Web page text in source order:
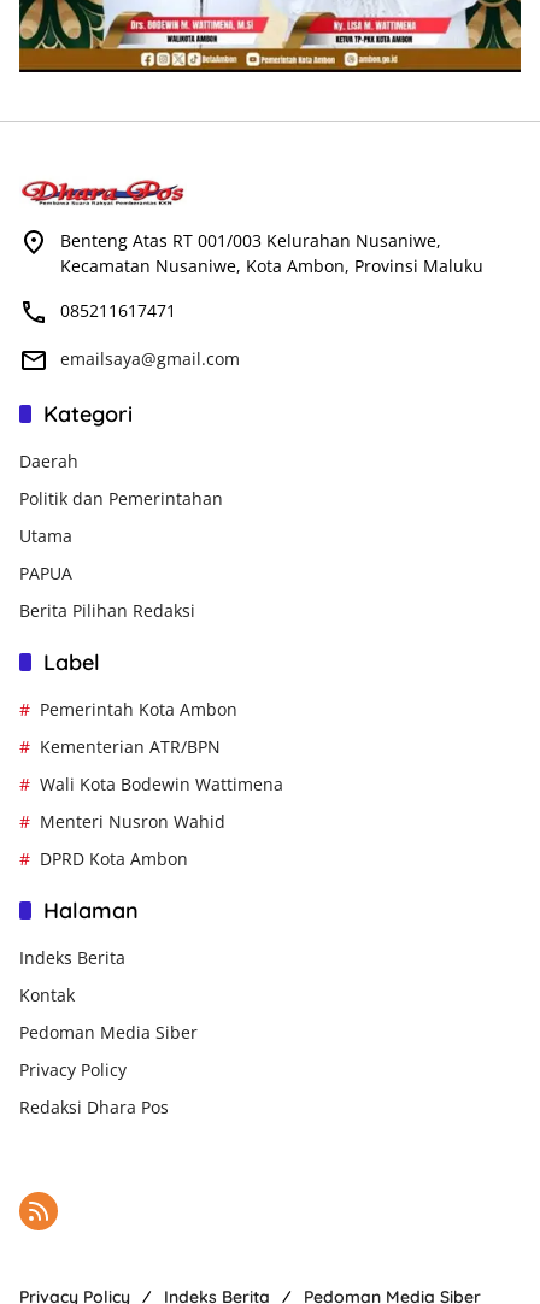
Benteng Atas RT 001/003 Kelurahan Nusaniwe,
Kecamatan Nusaniwe, Kota Ambon, Provinsi Maluku
085211617471
emailsaya@gmail.com
Kategori
Daerah
Politik dan Pemerintahan
Utama
PAPUA
Berita Pilihan Redaksi
Label
Pemerintah Kota Ambon
Kementerian ATR/BPN
Wali Kota Bodewin Wattimena
Menteri Nusron Wahid
DPRD Kota Ambon
Halaman
Indeks Berita
Kontak
Pedoman Media Siber
Privacy Policy
Redaksi Dhara Pos
Privacy Policy Indeks Berita Pedoman Media Siber